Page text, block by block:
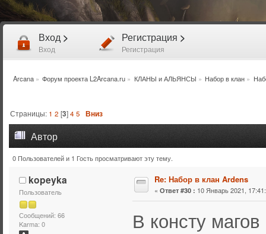
Вход >
Вход
Регистрация >
Регистрация
Arcana» Форум проекта L2Arcana.ru » КЛАНЫ и АЛЬЯНСЫ » Набор в клан »
Страницы: 1 2 [3]4 5 Вниз
Автор
Тема: Набор в клан Ardens (Прочитано 136519 раз)
0 Пользователей и 1 Гость просматривают эту тему.
kopeyka
Пользователь
Сообщений: 66
Karma: 0
Re: Набор в клан Ardens
« Ответ #30 : 10 Январь 2021,
В консту